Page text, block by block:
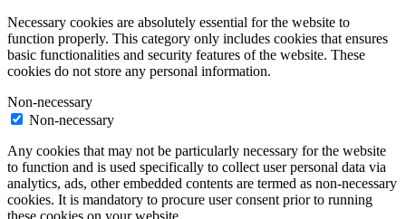
Necessary cookies are absolutely essential for the website to
function properly. This category only includes cookies that ensures
basic functionalities and security features of the website. These
cookies do not store any personal information.
Non-necessary
Non-necessary
Any cookies that may not be particularly necessary for the website
to function and is used specifically to collect user personal data via
analytics, ads, other embedded contents are termed as non-necessary
cookies. It is mandatory to procure user consent prior to running
these cookies on your website.